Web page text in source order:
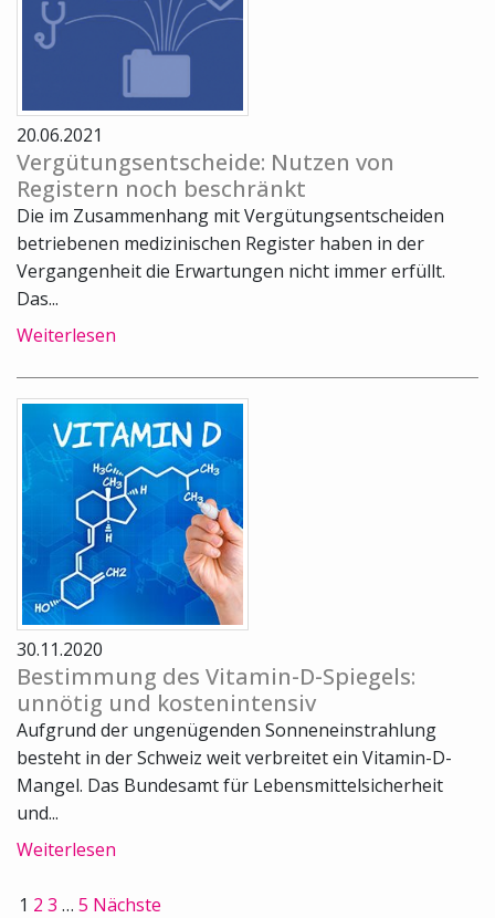
20.06.2021
Vergütungsentscheide: Nutzen von
Registern noch beschränkt
Die im Zusammenhang mit Vergütungsentscheiden
betriebenen medizinischen Register haben in der
Vergangenheit die Erwartungen nicht immer erfüllt.
Das...
Weiterlesen
30.11.2020
Bestimmung des Vitamin-D-Spiegels:
unnötig und kostenintensiv
Aufgrund der ungenügenden Sonneneinstrahlung
besteht in der Schweiz weit verbreitet ein Vitamin-D-
Mangel. Das Bundesamt für Lebensmittelsicherheit
und...
Weiterlesen
1 2 3 … 5 Nächste